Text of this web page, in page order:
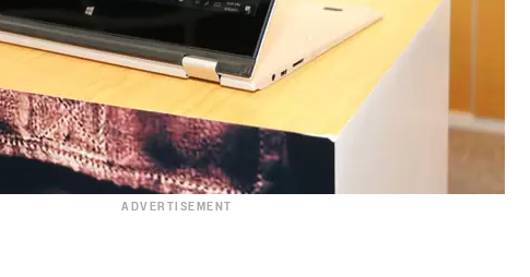
ADVERTISEMENT